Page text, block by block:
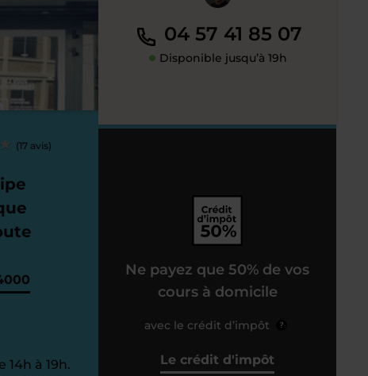
(17 avis)
14h à 19h.
04 57 41 85 07
Disponible jusqu’à 19h
Ne payez que 50% de vos
cours à domicile
avec le crédit d’impôt ?
Le crédit d'impôt